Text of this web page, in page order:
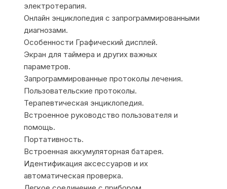
электротерапия.
Онлайн энциклопедия с запрограммированными
диагнозами.
Особенности Графический дисплей.
Экран для таймера и других важных
параметров.
Запрограммированные протоколы лечения.
Пользовательские протоколы.
Терапевтическая энциклопедия.
Встроенное руководство пользователя и
помощь.
Портативность.
Встроенная аккумуляторная батарея.
Идентификация аксессуаров и их
автоматическая проверка.